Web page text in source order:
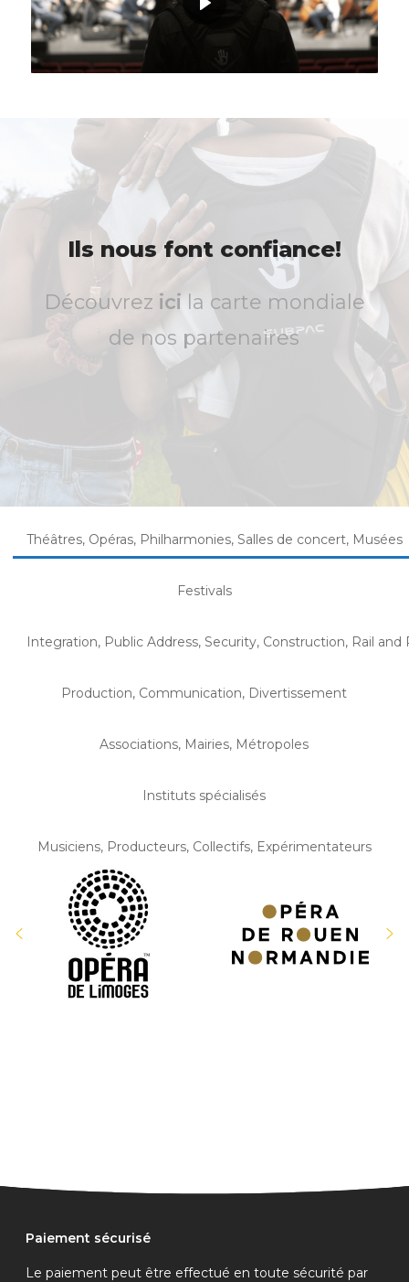
Ils nous font confiance!
Découvrez ici la carte mondiale
de nos partenaires
Théâtres, Opéras, Philharmonies, Salles de concert, Musées
Festivals
Integration, Public Address, Security, Construction, Rail and
Production, Communication, Divertissement
Associations, Mairies, Métropoles
Instituts spécialisés
Musiciens, Producteurs, Collectifs, Expérimentateurs
Paiement sécurisé
Le paiement peut être effectué en toute sécurité par